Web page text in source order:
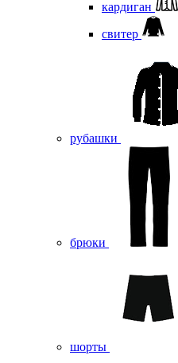
кардиган
свитер
рубашки
брюки
шорты